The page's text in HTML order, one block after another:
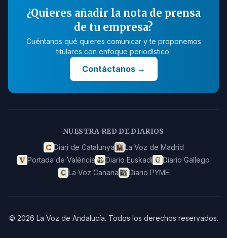
¿Quieres añadir la nota de prensa
de tu empresa?
Cuéntanos qué quieres comunicar y te proponemos
titulares con enfoque periodístico.
Contáctanos→
NUESTRA RED DE DIARIOS
Diari de Catalunya
La Voz de Madrid
Portada de València
Diario Euskadi
Diario Gallego
La Voz Canaria
Diario PYME
© 2026 La Voz de Andalucía. Todos los derechos reservados.